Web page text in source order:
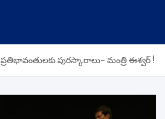
ప్రతిభావంతులకు పురస్కారాలు- మంత్రి ఈశ్వర్ !